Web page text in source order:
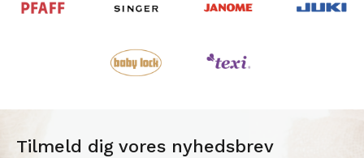
Tilmeld dig vores nyhedsbrev